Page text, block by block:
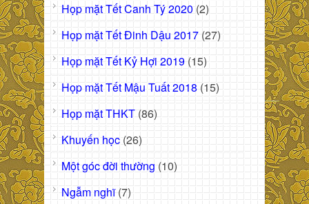
Họp mặt Tết Canh Tý 2020 (2)
Họp mặt Tết Đinh Dậu 2017 (27)
Họp mặt Tết Kỷ Hợi 2019 (15)
Họp mặt Tết Mậu Tuất 2018 (15)
Họp mặt THKT (86)
Khuyến học (26)
Một góc đời thường (10)
Ngẫm nghĩ(7)